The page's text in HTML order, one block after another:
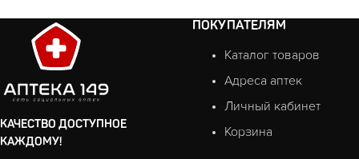
КАЧЕСТВО ДОСТУПНОЕ
КАЖДОМУ!
ПОКУПАТЕЛЯМ
Каталог товаров
Адреса аптек
Личный кабинет
Корзина